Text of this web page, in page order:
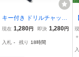
キー付き ドリルチャック
ハンドル付き アダプター
トドライバー用 電動工具
現在 1,280円 即決 1,280円
入札 - 残り 18時間